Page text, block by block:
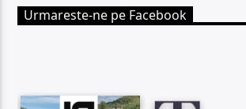
Urmareste-ne pe Facebook